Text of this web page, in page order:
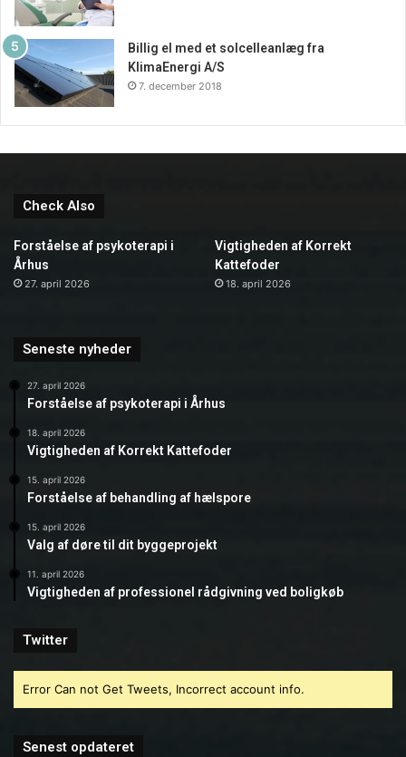
Billig el med et solcelleanlæg fra
KlimaEnergi A/S
7. december 2018
Check Also
Forståelse af psykoterapi i
Århus
27. april 2026
Vigtigheden af Korrekt
Kattefoder
18. april 2026
Seneste nyheder
27. april 2026
Forståelse af psykoterapi i Århus
18. april 2026
Vigtigheden af Korrekt Kattefoder
15. april 2026
Forståelse af behandling af hælspore
15. april 2026
Valg af døre til dit byggeprojekt
11. april 2026
Vigtigheden af professionel rådgivning ved boligkøb
Twitter
Error Can not Get Tweets, Incorrect account info.
Senest opdateret